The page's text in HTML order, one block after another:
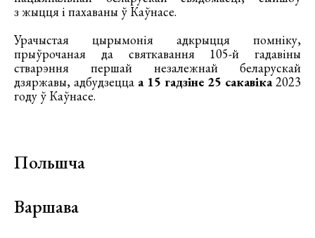
з жыцця і пахаваны ў Каўнасе.
Урачыстая цырымонія адкрыцця помніку,
прыўрочаная да святкавання 105-й гадавіны
стварэння першай незалежнай беларускай
дзяржавы, адбудзецца а 15 гадзіне 25 сакавіка2023
году ў Каўнасе.
Польшча
Варшава